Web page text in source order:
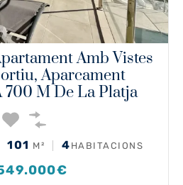
Amb Vistes
Aparcament
700 M De La Platja
101 M² 4 HABITACIONS